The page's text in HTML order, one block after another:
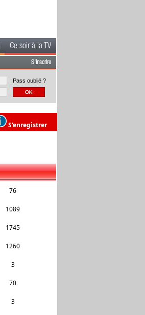
Ce soir à la TV
S'inscrire
Pass oublié ?
S'enregistrer
76
1089
1745
1260
3
70
3